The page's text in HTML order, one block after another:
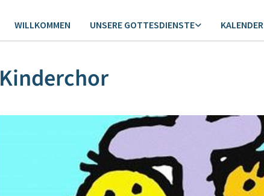
WILLKOMMEN UNSERE GOTTESDIENSTE KALENDER
Kinderchor